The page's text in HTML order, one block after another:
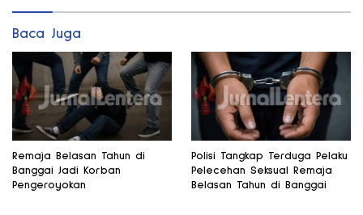
Baca Juga
Remaja Belasan Tahun di
Banggai Jadi Korban
Pengeroyokan
Polisi Tangkap Terduga Pelaku
Pelecehan Seksual Remaja
Belasan Tahun di Banggai